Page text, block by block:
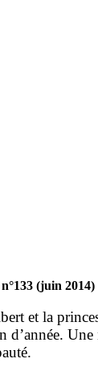
n°133 (juin 2014)
et la
d’année.